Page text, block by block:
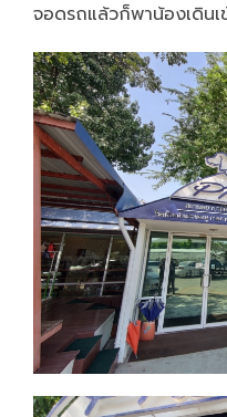
จอดรถแล้วก็พาน้องเดินเ